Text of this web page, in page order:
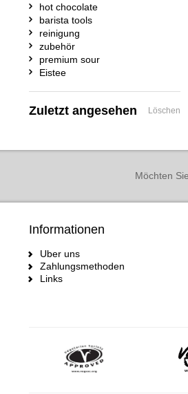
hot chocolate
barista tools
reinigung
zubehör
premium sour
Eistee
Zuletzt angesehen Löschen
Möchten
Informationen
Uber uns
Zahlungsmethoden
Links